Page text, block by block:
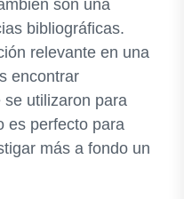
son una
bibliográficas.
relevante en una
encontrar
utilizaron para
es perfecto para
más a fondo un